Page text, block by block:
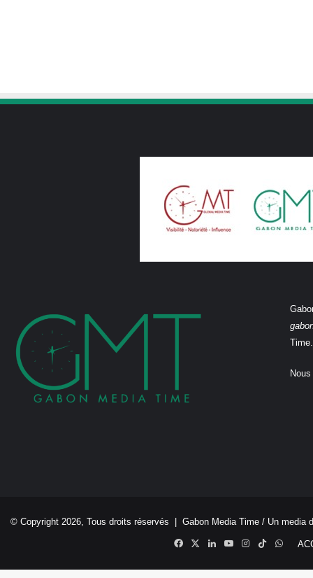
Time.
© Copyright 2026, Tous droits réservés | Gabon Media Time / Un media
Facebook
X LinkedinYouTubeInstagram
TikTok